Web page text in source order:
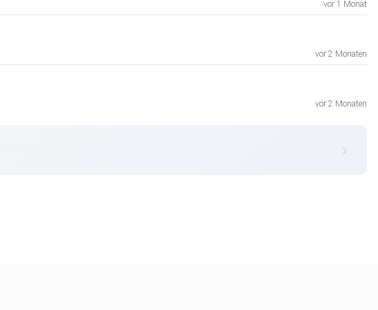
vor 1 Monat
vor 2 Monaten
vor 2 Monaten